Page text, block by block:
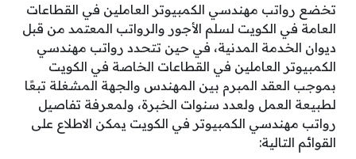
تخضع رواتب مهندسي الكمبيوتر العاملين في القطاعات
العامة في الكويت لسلم الأجور والرواتب المعتمد من قبل
ديوان الخدمة المدنية، في حين تتحدد رواتب مهندسي
الكمبيوتر العاملين في القطاعات الخاصة في الكويت
بموجب العقد المبرم بين المهندس والجهة المشغلة تبعًا
لطبيعة العمل ولعدد سنوات الخبرة، ولمعرفة تفاصيل
رواتب مهندسي الكمبيوتر في الكويت يمكن الاطلاع على
القوائم التالية: